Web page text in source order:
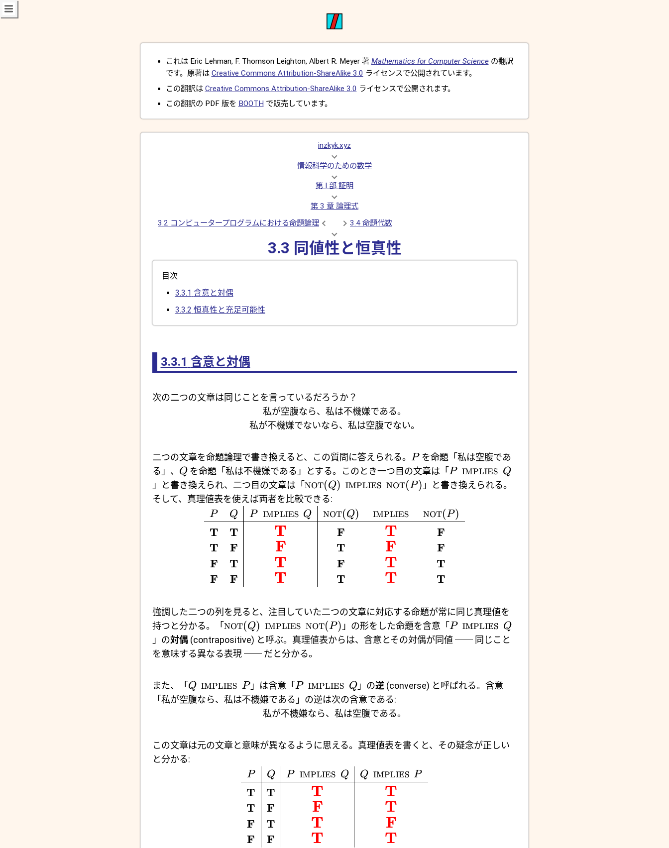
これは Eric Lehman, F. Thomson Leighton, Albert R. Meyer 著 Mathematics for Computer Scienceの翻訳
です。原著は Creative Commons Attribution-ShareAlike 3.0 ライセンスで公開されています。
この翻訳は Creative Commons Attribution-ShareAlike 3.0 ライセンスで公開されます。
この翻訳の PDF 版を BOOTH で販売しています。
inzkyk.xyz
情報科学のための数学
第 I 部 証明
第 3 章 論理式
3.2 コンピュータープログラムにおける命題論理
3.4 命題代数
3.3 同値性と恒真性
目次
3.3.1 含意と対偶
3.3.2 恒真性と充足可能性
3.3.1 含意と対偶
次の二つの文章は同じことを言っているだろうか？
私が空腹なら、私は不機嫌である。
私が不機嫌でないなら、私は空腹でない。
二つの文章を命題論理で書き換えると、この質問に答えられる。 Pを命題「私は空腹であ
る」、 Qを命題「私は不機嫌である」とする。このとき一つ目の文章は「 P IMPLIES Q
」と書き換えられ、二つ目の文章は「 NOT(Q) IMPLIES NOT(P) 」と書き換えられる。
そして、真理値表を使えば両者を比較できる:
P
T
T
F
F
Q
T
F
T
F
P IMPLIES Q
(
T
F
T
T
NOT(Q)
F
T
F
T
IMPLIES
T
F
T
T
NOT(P)
F
F
T
T
強調した二つの列を見ると、注目していた二つの文章に対応する命題が常に同じ真理値を
持つと分かる。「 NOT(Q) IMPLIES NOT(P) 」の形をした命題を含意「 P IMPLIES Q
」の対偶 (contrapositive) と呼ぶ。真理値表からは、含意とその対偶が同値 ── 同じこと
を意味する異なる表現 ── だと分かる。
また、「 Q IMPLIES P」は含意「 P IMPLIES Q 」の逆 (converse) と呼ばれる。含意
「私が空腹なら、私は不機嫌である」の逆は次の含意である:
私が不機嫌なら、私は空腹である。
この文章は元の文章と意味が異なるように思える。真理値表を書くと、その疑念が正しい
と分かる:
P
T
T
F
F
Q
T
F
T
F
P IMPLIES Q
(
T
F
T
T
Q IMPLIES P
T
T
F
T